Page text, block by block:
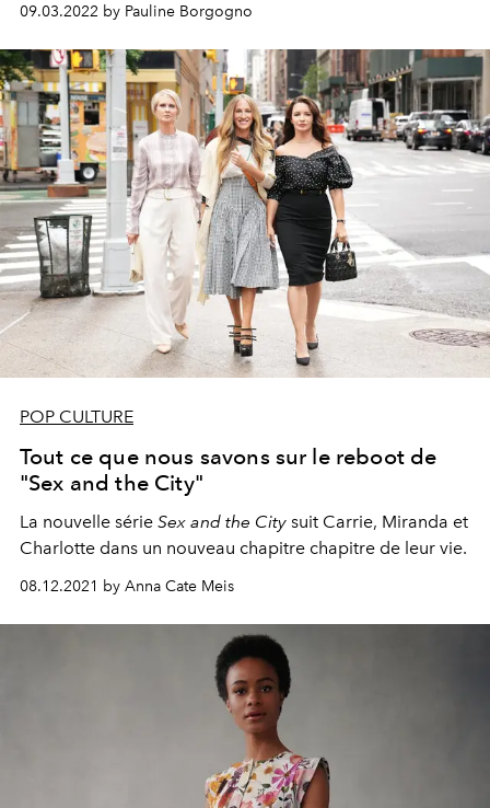
09.03.2022 by Pauline Borgogno
POP CULTURE
Tout ce que nous savons sur le reboot de
"Sex and the City"
La nouvelle série Sex and the City suit Carrie, Miranda et
Charlotte dans un nouveau chapitre chapitre de leur vie.
08.12.2021 by Anna Cate Meis